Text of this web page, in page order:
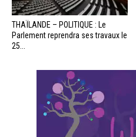
THAÏLANDE – POLITIQUE : Le
Parlement reprendra ses travaux le
25...